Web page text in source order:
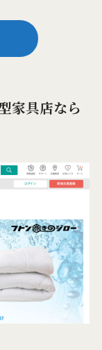
家具店なら